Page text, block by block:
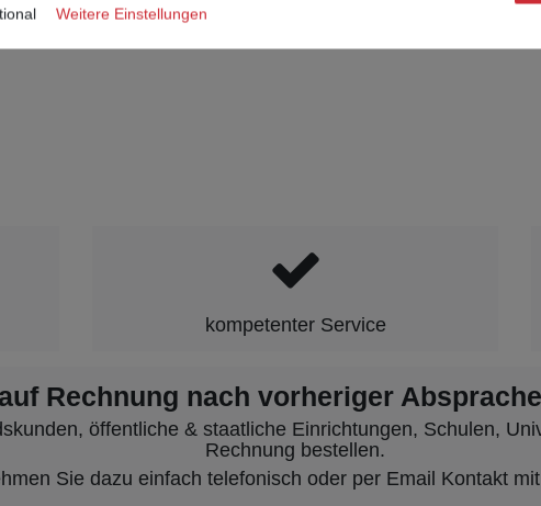
kompetenter Service
Rechnung nach vorheriger
öffentliche & staatliche Einrichtungen, Schulen,
Rechnung bestellen.
Sie dazu einfach telefonisch oder per Email Kontakt
Weitere Einstellungen